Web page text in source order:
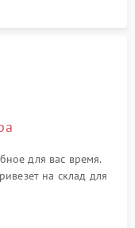
для вас время.
на склад для